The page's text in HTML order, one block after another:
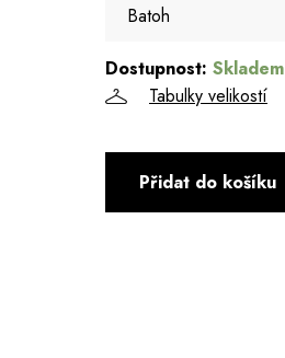
Batoh
Batoh
Dostupnost: Skladem
Tabulky velikostí
Přidat do košíku